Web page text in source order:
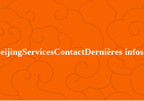
ServicesContactDernières infos